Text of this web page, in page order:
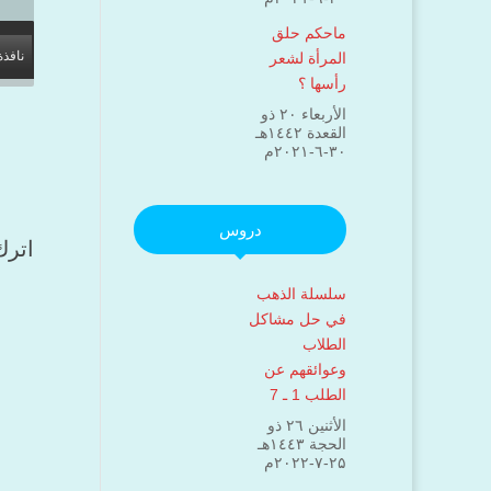
ماحكم حلق
المرأة لشعر
رأسها ؟
الأربعاء ۲۰ ذو
القعدة ۱٤٤۲هـ
۳۰-٦-۲۰۲۱م
دروس
سلسلة الذهب
في حل مشاكل
الطلاب
وعوائقهم عن
الطلب 1 ـ 7
الأثنين ۲٦ ذو
الحجة ۱٤٤۳هـ
۲۵-۷-۲۰۲۲م